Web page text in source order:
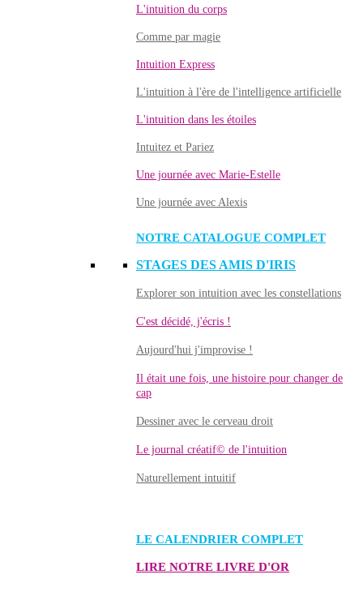
L'intuition du corps
Comme par magie
Intuition Express
L'intuition à l'ère de l'intelligence artificielle
L'intuition dans les étoiles
Intuitez et Pariez
Une journée avec Marie-Estelle
Une journée avec Alexis
NOTRE CATALOGUE COMPLET
STAGES DES AMIS D'IRIS
Explorer son intuition avec les constellations
C'est décidé, j'écris !
Aujourd'hui j'improvise !
Il était une fois, une histoire pour changer de
cap
Dessiner avec le cerveau droit
Le journal créatif© de l'intuition
Naturellement intuitif
LE CALENDRIER COMPLET
LIRE NOTRE LIVRE D'OR